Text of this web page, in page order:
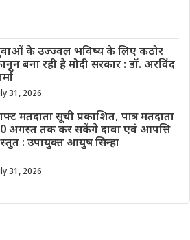
के उज्ज्वल भविष्य के लिए कठोर
बना रही है मोदी सरकार : डॉ. अरविंद
31, 2026
मतदाता सूची प्रकाशित, पात्र मतदाता
अगस्त तक कर सकेंगे दावा एवं आपत्ति
: उपायुक्त आयुष सिन्हा
31, 2026